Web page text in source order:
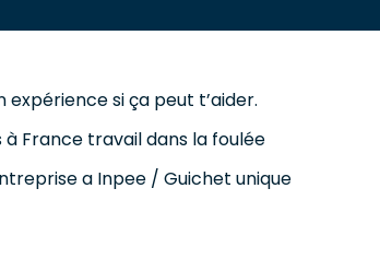
si ça peut t’aider.
France travail dans la foulée
a Inpee / Guichet unique